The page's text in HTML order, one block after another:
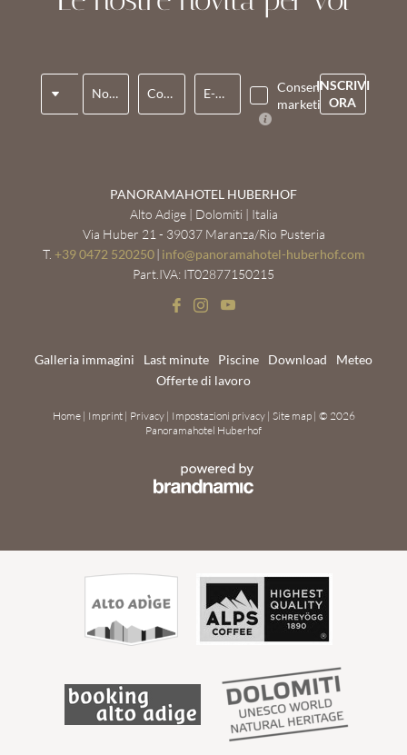
Nome* Cognome* E-mail*
Consenso
marketing*
INSCRIVI
ORA
PANORAMAHOTEL HUBERHOF
Alto Adige | Dolomiti | Italia
Via Huber 21 - 39037 Maranza/Rio Pusteria
T. +39 0472 520250 | info@panoramahotel-huberhof.com
Part.IVA: IT02877150215
Galleria immagini Last minute Piscine Download
Meteo
Offerte di lavoro
Home | Imprint | Privacy | Impostazioni privacy | Site map | © 2026
Panoramahotel Huberhof